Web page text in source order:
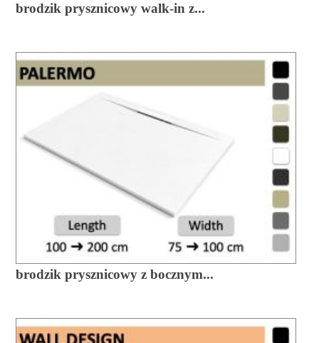
brodzik prysznicowy walk-in z...
brodzik prysznicowy z bocznym...